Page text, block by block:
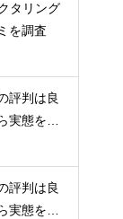
タリング
を調査
評判は良
実態を徹
評判は良
実態を徹